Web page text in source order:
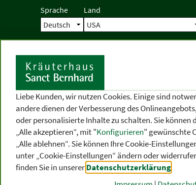
Sprache Land
Startseite
Liebe Kunden, wir nutzen Cookies. Einige sind
andere dienen der Verbesserung des
oder personalisierte Inhalte zu schalten. Sie können
„Alle akzeptieren“, mit "Konfigurieren" gewünschte
„Alle ablehnen“. Sie können Ihre Cookie-
unter „Cookie-Einstellungen“ ändern oder
finden Sie in unsererDatenschutzerklärung